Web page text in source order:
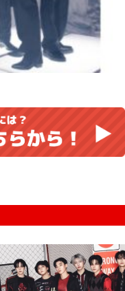
musicjapantv
💡08/05(水)23:00特番放送！
...